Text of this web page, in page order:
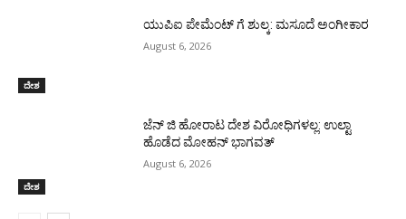
ದೇಶ
ಯುಪಿಐ ಪೇಮೆಂಟ್ ಗೆ ಶುಲ್ಕ: ಮಸೂದೆ ಅಂಗೀಕಾರ
August 6, 2026
ದೇಶ
ಜೆನ್ ಜಿ ಹೋರಾಟ ದೇಶ ವಿರೋಧಿಗಳಲ್ಲ: ಉಲ್ಟಾ
ಹೊಡೆದ ಮೋಹನ್ ಭಾಗವತ್
August 6, 2026